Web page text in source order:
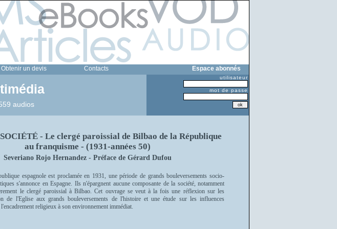
Obtenir un devis Contacts Espace abonnés
audios
utilisateur
mot de passe
- Le clergé paroissial de Bilbao de la République
au franquisme - (1931-années 50)
Severiano Rojo Hernandez - Préface de Gérard Dufou
espagnole est proclamée en 1931, une période de grands bouleversements socio-
s'annonce en Espagne. Ils n'épargnent aucune composante de la société, notamment
le clergé paroissial à Bilbao. Cet ouvrage se veut à la fois une réflexion sur les
de l'Eglise aux grands bouleversements de l'histoire et une étude sur les influences
religieux à son environnement immédiat.